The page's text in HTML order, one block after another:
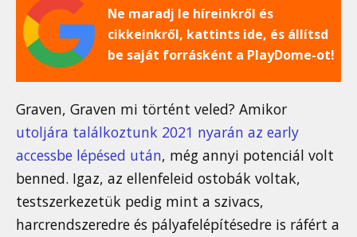
Ne maradj le híreinkről és
cikkeinkről, kattints ide, és állítsd
be saját forrásként a PlayDome-ot!
Graven, Graven mi történt veled? Amikor
utoljára találkoztunk 2021 nyarán az early
accessbe lépésed után, még annyi potenciál volt
benned. Igaz, az ellenfeleid ostobák voltak,
testszerkezetük pedig mint a szivacs,
harcrendszeredre és pályafelépítésedre is ráfért a